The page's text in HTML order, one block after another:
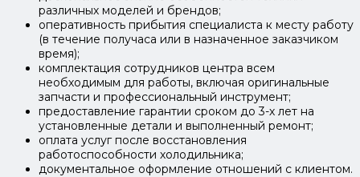
различных моделей и брендов;
оперативность прибытия специалиста к месту работу
(в течение получаса или в назначенное заказчиком
время);
комплектация сотрудников центра всем
необходимым для работы, включая оригинальные
запчасти и профессиональный инструмент;
предоставление гарантии сроком до 3-х лет на
установленные детали и выполненный ремонт;
оплата услуг после восстановления
работоспособности холодильника;
документальное оформление отношений с клиентом.